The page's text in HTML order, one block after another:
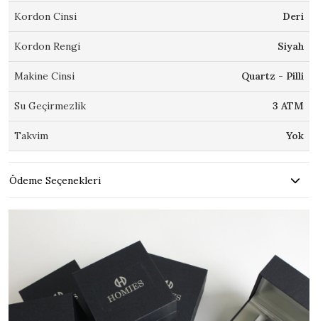
Kordon Cinsi Deri
Kordon Rengi Siyah
Makine Cinsi Quartz - Pilli
Su Geçirmezlik 3 ATM
Takvim Yok
Ödeme Seçenekleri